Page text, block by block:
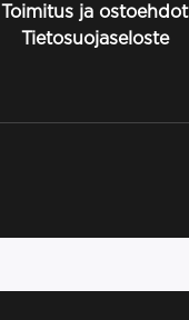
Toimitus ja ostoehdot
Tietosuojaseloste